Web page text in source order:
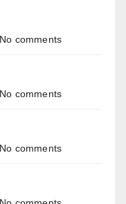
No comments
No comments
No comments